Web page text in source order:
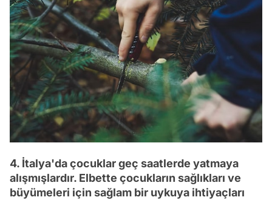
4. İtalya'da çocuklar geç saatlerde yatmaya
alışmışlardır. Elbette çocukların sağlıkları ve
büyümeleri için sağlam bir uykuya ihtiyaçları